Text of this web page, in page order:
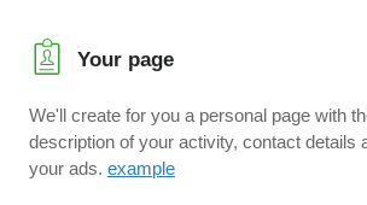
Your page
We'll create for you a personal page with
description of your activity, contact details
your ads. example